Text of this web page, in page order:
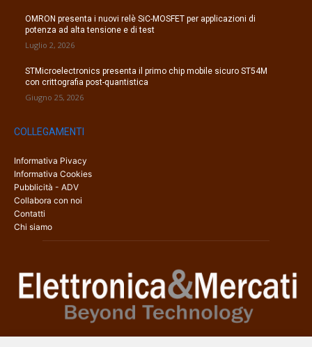
OMRON presenta i nuovi relè SiC-MOSFET per applicazioni di
potenza ad alta tensione e di test
Luglio 2, 2026
STMicroelectronics presenta il primo chip mobile sicuro ST54M
con crittografia post-quantistica
Giugno 25, 2026
COLLEGAMENTI
Informativa Pivacy
Informativa Cookies
Pubblicità - ADV
Collabora con noi
Contatti
Chi siamo